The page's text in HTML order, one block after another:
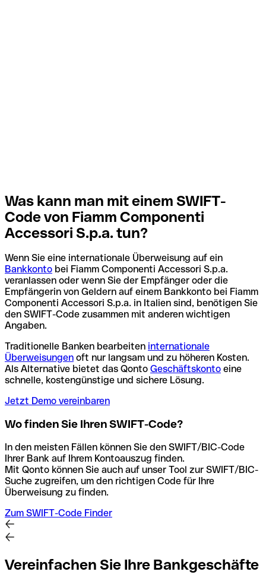
Was kann man mit einem SWIFT-
Code von Fiamm Componenti
Accessori S.p.a. tun?
Wenn Sie eine internationale Überweisung auf ein
Bankkonto bei Fiamm Componenti Accessori S.p.a.
veranlassen oder wenn Sie der Empfänger oder die
Empfängerin von Geldern auf einem Bankkonto bei Fiamm
Componenti Accessori S.p.a. in Italien sind, benötigen Sie
den SWIFT-Code zusammen mit anderen wichtigen
Angaben.
Traditionelle Banken bearbeiten internationale
Überweisungen oft nur langsam und zu höheren Kosten.
Als Alternative bietet das Qonto Geschäftskonto eine
schnelle, kostengünstige und sichere Lösung.
Jetzt Demo vereinbaren
Wo finden Sie Ihren SWIFT-Code?
In den meisten Fällen können Sie den SWIFT/BIC-Code
Ihrer Bank auf Ihrem Kontoauszug finden.
Mit Qonto können Sie auch auf unser Tool zur SWIFT/BIC-
Suche zugreifen, um den richtigen Code für Ihre
Überweisung zu finden.
Zum SWIFT-Code Finder
Vereinfachen Sie Ihre Bankgeschäfte